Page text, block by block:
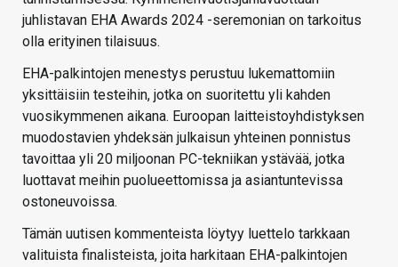
juhlistavan EHA Awards 2024 -seremonian on tarkoitus
olla erityinen tilaisuus.
EHA-palkintojen menestys perustuu lukemattomiin
yksittäisiin testeihin, jotka on suoritettu yli kahden
vuosikymmenen aikana. Euroopan laitteistoyhdistyksen
muodostavien yhdeksän julkaisun yhteinen ponnistus
tavoittaa yli 20 miljoonan PC-tekniikan ystävää, jotka
luottavat meihin puolueettomissa ja asiantuntevissa
ostoneuvoissa.
Tämän uutisen kommenteista löytyy luettelo tarkkaan
valituista finalisteista, joita harkitaan EHA-palkintojen